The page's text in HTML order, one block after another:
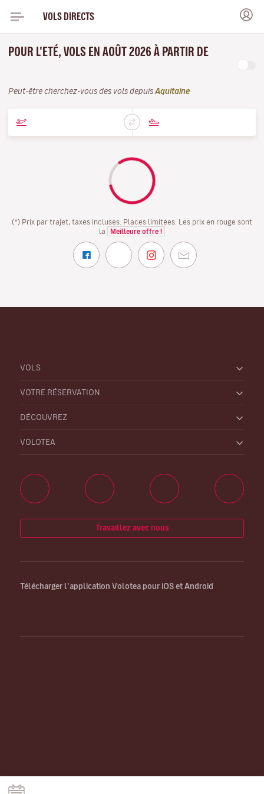
VOLS DIRECTS
POUR L'ETÉ, VOLS EN AOÛT 2026 À PARTIR DE
Peut-être cherchez-vous des vols depuis Aquitaine
(*) Prix par trajet, taxes incluses. Places limitées. Les prix en rouge sont
la
Meilleure offre !
VOLS
VOTRE RÉSERVATION
DÉCOUVREZ
VOLOTEA
Travaillez avec nous
Télécharger l’application Volotea pour iOS et Android